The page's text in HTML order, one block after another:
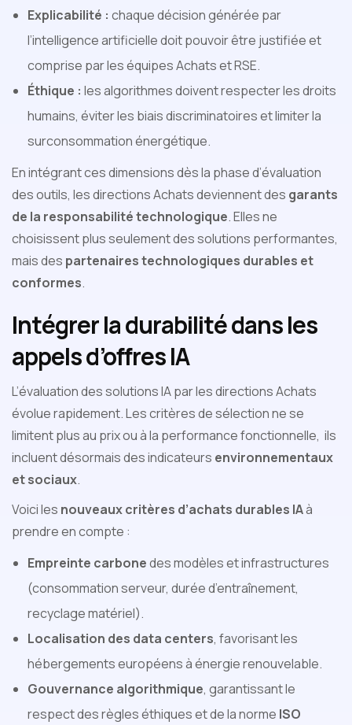
Explicabilité : chaque décision générée par
l’intelligence artificielle doit pouvoir être justifiée et
comprise par les équipes Achats et RSE.
Éthique : les algorithmes doivent respecter les droits
humains, éviter les biais discriminatoires et limiter la
surconsommation énergétique.
En intégrant ces dimensions dès la phase d’évaluation
des outils, les directions Achats deviennent des garants
de la responsabilité technologique. Elles ne
choisissent plus seulement des solutions performantes,
mais des partenaires technologiques durables et
conformes.
Intégrer la durabilité dans les
appels d’offres IA
L’évaluation des solutions IA par les directions Achats
évolue rapidement. Les critères de sélection ne se
limitent plus au prix ou à la performance fonctionnelle, ils
incluent désormais des indicateurs environnementaux
et sociaux.
Voici les nouveaux critères d’achats durables IAà
prendre en compte :
Empreinte carbonedes modèles et infrastructures
(consommation serveur, durée d’entraînement,
recyclage matériel).
Localisation des data centers, favorisant les
hébergements européens à énergie renouvelable.
Gouvernance algorithmique, garantissant le
respect des règles éthiques et de la norme ISO